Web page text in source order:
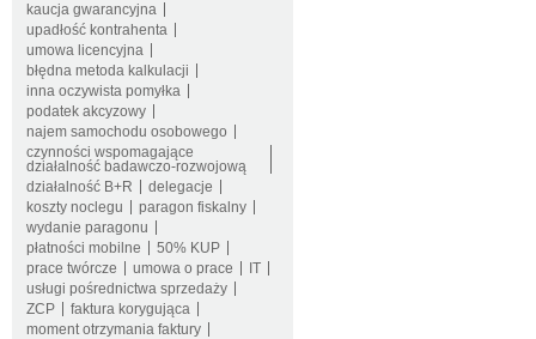
kaucja gwarancyjna
upadłość kontrahenta
umowa licencyjna
błędna metoda kalkulacji
inna oczywista pomyłka
podatek akcyzowy
najem samochodu osobowego
czynności wspomagające
działalność badawczo-rozwojową
działalność B+R
delegacje
koszty noclegu
paragon fiskalny
wydanie paragonu
płatności mobilne
50% KUP
prace twórcze
umowa o prace
IT
usługi pośrednictwa sprzedaży
ZCP
faktura korygująca
moment otrzymania faktury